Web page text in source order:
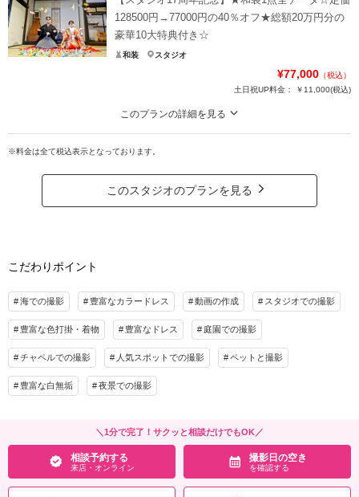
豪華１０大特典
①オープニングムービー
②アルバムorウェルカムボード
⑧撮影リクエスト無料
⑩友人家族撮影無料
プラン詳細
衣装追加 挙式
家族と撮影 家族用衣装レンタル
その他含むもの
納品・明るさや色味のレタッチで丁寧に仕上げます）・小物一式（ブーケ・ブートニ
相談予約する 撮影日の空き
128500円→77000円の40％オフ★総額20万円分の
豪華10大特典付き☆
和装 スタジオ
¥77,000 （税込）
土日祝UP料金：
￥11,000(税込)
このプランの詳細を見る
【8月15日までの初回オンライン相談成約＆12月28日までの撮影】好みの雰囲
気を選択可能！家族の同行もスマホ撮影もOK
①OPムービーor打掛2着目
②アルバムorウェルカムB
⑥アルバム半額
⑧撮影リクエスト無料
⑨振袖のみ持込無料
⑩友人家族撮影無料
プラン詳細
撮影料
データ 150カット
衣装追加 挙式
家族と撮影 ペットと撮影
※料金は全て税込表示となっております。
このスタジオのプランを見る
こだわりポイント
海での撮影 豊富なカラードレス 動画の作成 スタジオでの撮影
豊富な色打掛・着物 豊富なドレス 庭園での撮影
チャペルでの撮影 人気スポットでの撮影 ペットと撮影
豊富な白無垢 夜景での撮影
＼1分で完了！サクッと相談だけでもOK／
相談予約する
来店・オンライン
撮影日の空き
を確認する